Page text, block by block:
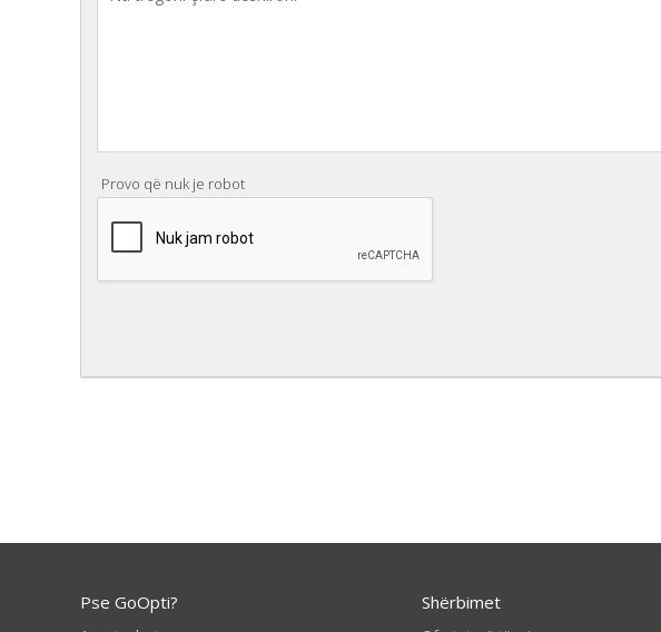
Provo që nuk je robot
Pse GoOpti? Shërbimet